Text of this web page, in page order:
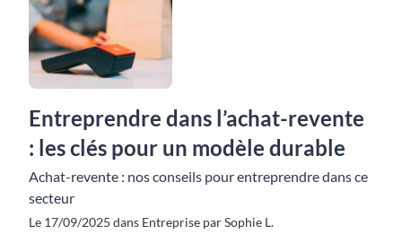
Entreprendre dans l’achat-revente
: les clés pour un modèle durable
Achat-revente : nos conseils pour entreprendre dans ce
secteur
Le 17/09/2025 dans Entreprise par Sophie L.